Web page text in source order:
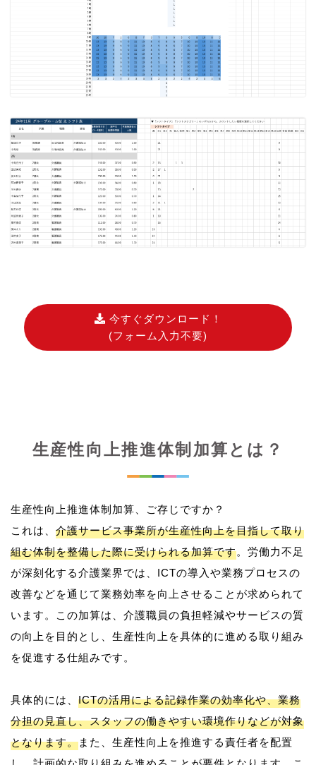
今すぐダウンロード！
(フォーム入力不要)
生産性向上推進体制加算とは？
生産性向上推進体制加算、ご存じですか？
これは、 介護サービス事業所が生産性向上を目指して取り
組む体制を整備した際に受けられる加算です。労働力不足
が深刻化する介護業界では、ICTの導入や業務プロセスの
改善などを通じて業務効率を向上させることが求められて
います。この加算は、介護職員の負担軽減やサービスの質
の向上を目的とし、生産性向上を具体的に進める取り組み
を促進する仕組みです。
具体的には、 ICTの活用による記録作業の効率化や、業務
分担の見直し、スタッフの働きやすい環境作りなどが対象
となります。また、生産性向上を推進する責任者を配置